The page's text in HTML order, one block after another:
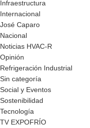
Infraestructura
Internacional
José Caparo
Nacional
Noticias HVAC-R
Opinión
Refrigeración Industrial
Sin categoría
Social y Eventos
Sostenibilidad
Tecnología
TV EXPOFRÍO